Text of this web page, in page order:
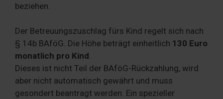
beziehen.
Der Betreuungszuschlag fürs Kind regelt sich nach
§ 14b BAföG. Die Höhe beträgt einheitlich 130 Euro
monatlich pro Kind.
Dieses ist nicht Teil der BAföG-Rückzahlung, wird
aber nicht automatisch gewährt und muss
gesondert beantragt werden. Ein spezieller